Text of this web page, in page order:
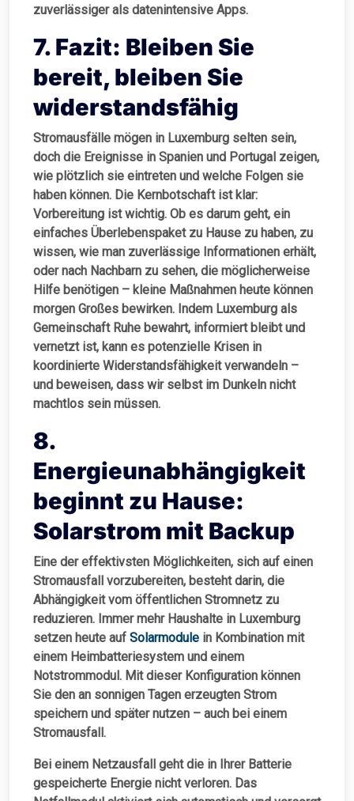
zuverlässiger als datenintensive Apps.
7. Fazit: Bleiben Sie
bereit, bleiben Sie
widerstandsfähig
Stromausfälle mögen in Luxemburg selten sein,
doch die Ereignisse in Spanien und Portugal zeigen,
wie plötzlich sie eintreten und welche Folgen sie
haben können. Die Kernbotschaft ist klar:
Vorbereitung ist wichtig. Ob es darum geht, ein
einfaches Überlebenspaket zu Hause zu haben, zu
wissen, wie man zuverlässige Informationen erhält,
oder nach Nachbarn zu sehen, die möglicherweise
Hilfe benötigen – kleine Maßnahmen heute können
morgen Großes bewirken. Indem Luxemburg als
Gemeinschaft Ruhe bewahrt, informiert bleibt und
vernetzt ist, kann es potenzielle Krisen in
koordinierte Widerstandsfähigkeit verwandeln –
und beweisen, dass wir selbst im Dunkeln nicht
machtlos sein müssen.
8.
Energieunabhängigkeit
beginnt zu Hause:
Solarstrom mit Backup
Eine der effektivsten Möglichkeiten, sich auf einen
Stromausfall vorzubereiten, besteht darin, die
Abhängigkeit vom öffentlichen Stromnetz zu
reduzieren. Immer mehr Haushalte in Luxemburg
setzen heute auf Solarmodule in Kombination mit
einem Heimbatteriesystem und einem
Notstrommodul . Mit dieser Konfiguration können
Sie den an sonnigen Tagen erzeugten Strom
speichern und später nutzen – auch bei einem
Stromausfall.
Bei einem Netzausfall geht die in Ihrer Batterie
gespeicherte Energie nicht verloren. Das